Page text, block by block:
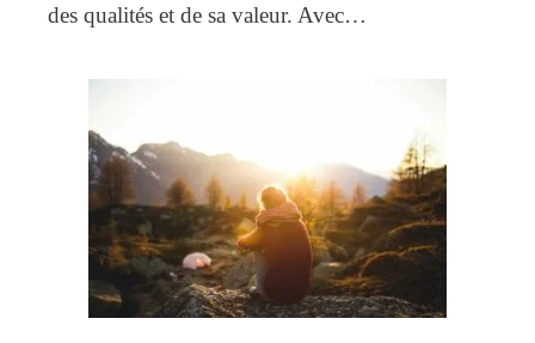
des qualités et de sa valeur. Avec…